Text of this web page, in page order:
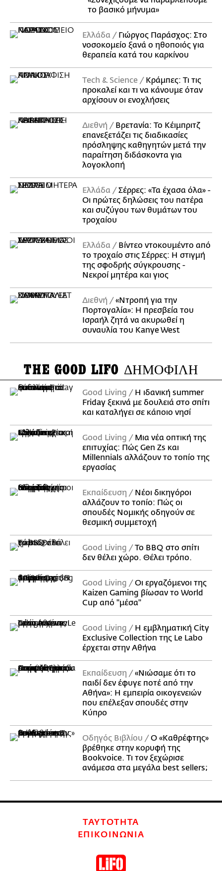
το βασικό μήνυμα»
Ελλάδα
Γιώργος Παράσχος: Στο
νοσοκομείο ξανά ο ηθοποιός για
θεραπεία κατά του καρκίνου
Τech & Science
Κράμπες: Τι τις
προκαλεί και τι να κάνουμε όταν
αρχίσουν οι ενοχλήσεις
Διεθνή
Βρετανία: Το Κέιμπριτζ
επανεξετάζει τις διαδικασίες
πρόσληψης καθηγητών μετά την
παραίτηση διδάσκοντα για
λογοκλοπή
Ελλάδα
Σέρρες: «Τα έχασα όλα» -
Οι πρώτες δηλώσεις του πατέρα
και συζύγου των θυμάτων του
τροχαίου
Ελλάδα
Βίντεο ντοκουμέντο από
το τροχαίο στις Σέρρες: Η στιγμή
της σφοδρής σύγκρουσης -
Νεκροί μητέρα και γιος
Διεθνή
«Ντροπή για την
Πορτογαλία»: Η πρεσβεία του
Ισραήλ ζητά να ακυρωθεί η
συναυλία του Kanye West
THE GOOD LIFO ΔΗΜΟΦΙΛΗ
Good Living
Η ιδανική summer
Friday ξεκινά με δουλειά στο σπίτι
και καταλήγει σε κάποιο νησί
Good Living
Μια νέα οπτική της
επιτυχίας: Πώς Gen Zs και
Millennials αλλάζουν το τοπίο της
εργασίας
Εκπαίδευση
Νέοι δικηγόροι
αλλάζουν το τοπίο: Πώς οι
σπουδές Νομικής οδηγούν σε
θεσμική συμμετοχή
Good Living
Το BBQ στο σπίτι
δεν θέλει χώρο. Θέλει τρόπο.
Good Living
Οι εργαζόμενοι της
Kaizen Gaming βίωσαν το World
Cup από "μέσα"
Good Living
Η εμβληματική City
Exclusive Collection της Le Labo
έρχεται στην Αθήνα
Εκπαίδευση
«Νιώσαμε ότι το
παιδί δεν έφυγε ποτέ από την
Αθήνα»: Η εμπειρία οικογενειών
που επέλεξαν σπουδές στην
Κύπρο
Οδηγός Βιβλίου
Ο «Καθρέφτης»
βρέθηκε στην κορυφή της
Bookvoice. Τι τον ξεχώρισε
ανάμεσα στα μεγάλα best sellers;
ΤΑΥΤΟΤΗΤΑ
ΕΠΙΚΟΙΝΩΝΙΑ